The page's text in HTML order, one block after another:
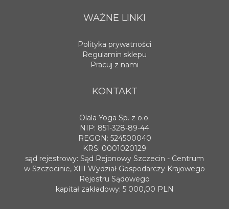
WAŻNE LINKI
Polityka prywatności
Regulamin sklepu
Pracuj z nami
KONTAKT
Olala Yoga Sp. z o.o.
NIP: 851-328-89-44
REGON: 524500040
KRS: 0001020129
sąd rejestrowy: Sąd Rejonowy Szczecin - Centrum
w Szczecinie, XIII Wydział Gospodarczy Krajowego
Rejestru Sądowego
kapitał zakładowy: 5 000,00 PLN